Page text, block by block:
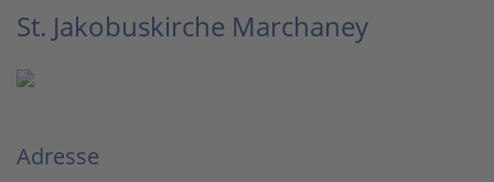
St. Jakobuskirche Marchaney
Adresse